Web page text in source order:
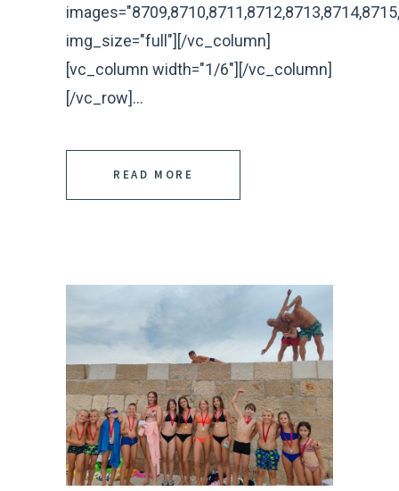
img_size="full"][/vc_column]
[vc_column width="1/6"][/vc_column]
[/vc_row]...
READ MORE